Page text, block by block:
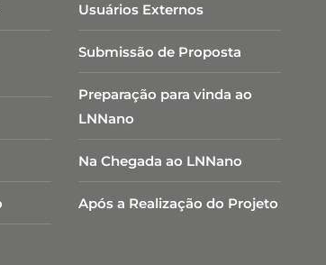
Usuários Externos
Submissão de Proposta
Preparação para vinda ao
LNNano
Na Chegada ao LNNano
Após a Realização do Projeto